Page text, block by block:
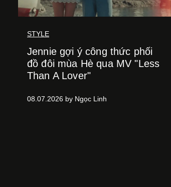
STYLE
Jennie gợi ý công thức phối
đồ đôi mùa Hè qua MV "Less
Than A Lover"
08.07.2026 by Ngọc Linh